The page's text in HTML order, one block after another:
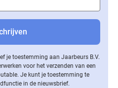
je toestemming aan Jaarbeurs B.V.
voor het verzenden van een
Je kunt je toestemming te
in de nieuwsbrief.